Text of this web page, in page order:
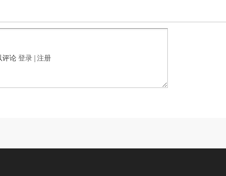
评论 登录| 注册